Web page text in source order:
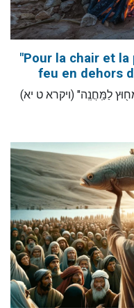
"Pour la chair et la
feu en dehors
לַמַּֽחֲנֶֽה" (ויקרא ט יא)